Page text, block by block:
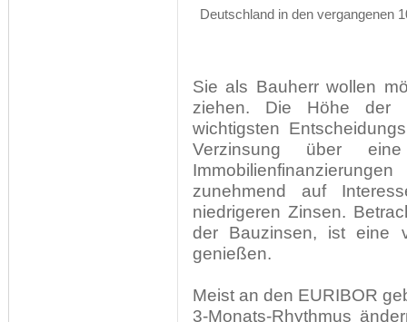
Deutschland in den vergangenen
Sie als Bauherr wollen
ziehen. Die Höhe der
wichtigsten
Verzinsung über
zunehmend auf
niedrigeren Zinsen.
der Bauzinsen, ist eine
genießen.
Meist an den EURIBOR
3-Monats-Rhythmus